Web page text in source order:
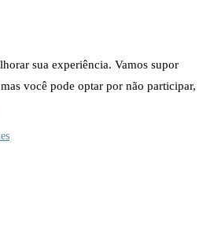
sua experiência. Vamos supor
você pode optar por não participar,